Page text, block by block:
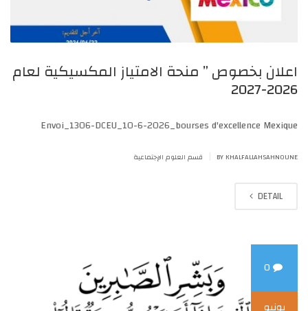
اعلان بخصوص ” منحة الامتياز المكسيكية لعام
2026-2027
Envoi_1306-DCEU_10-6-2026_bourses d'excellence Mexique
BY KHALFALLAHSAHNOUNE قسم العلوم الإجتماعية
DETAIL